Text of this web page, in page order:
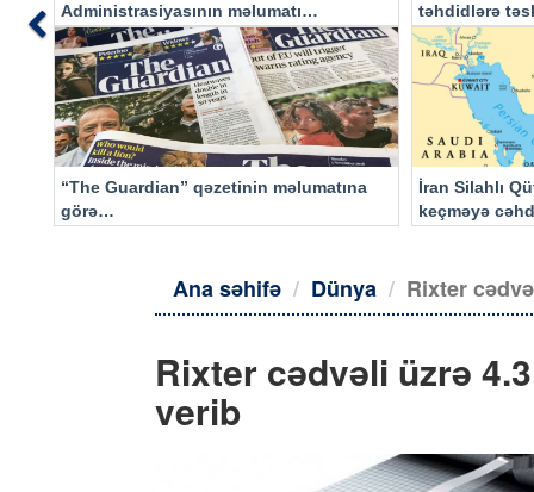
Administrasiyasının məlumatı
əsasında…
təhdidlərə
“The Guardian” qəzetinin məlumatına
görə…
İran Silahlı
keçməyə
Previous
Ana səhifə Dünya Rixter
Rixter cədvəli üzrə
verib